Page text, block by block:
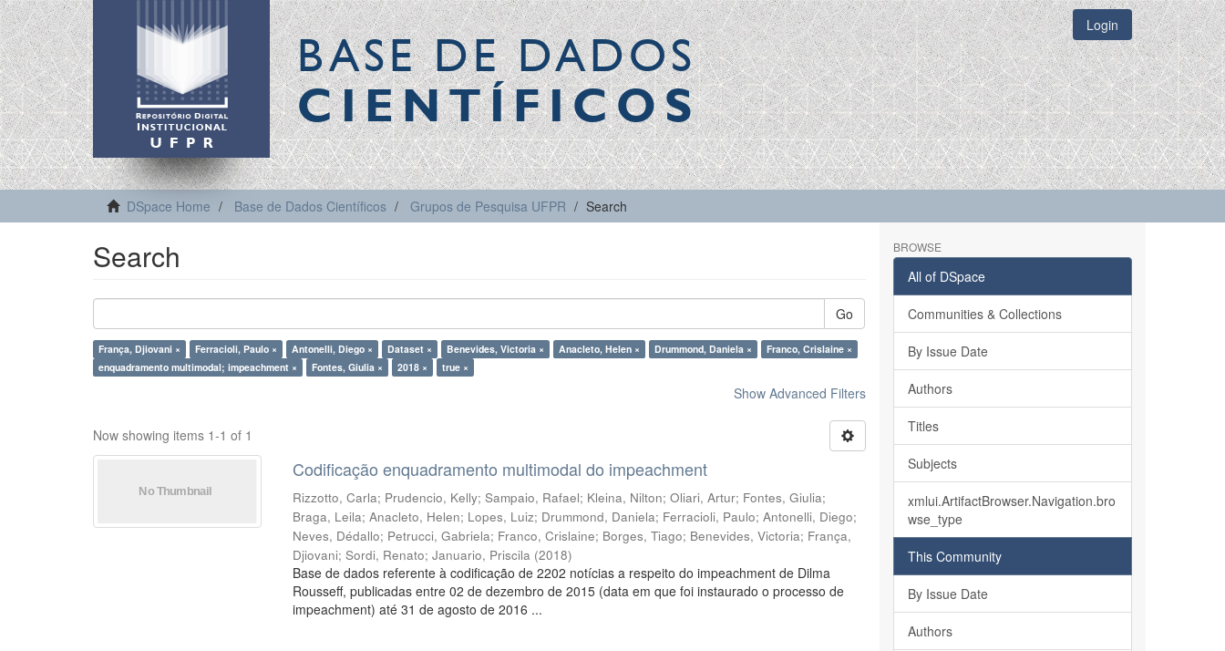
BASE DE DADOS
CIENTÍFICOS
Login
DSpace Home Base de Dados Científicos Grupos de Pesquisa UFPR Search
Search
Go
França, Djiovani × Ferracioli, Paulo × Antonelli, Diego × Dataset × Benevides, Victoria × Anacleto, Helen × Drummond, Daniela ×
Franco, Crislaine ×
enquadramento multimodal; impeachment ×
Fontes, Giulia × 2018 × true ×
Show Advanced Filters
Now showing items 1-1 of 1
Codificação enquadramento multimodal do impeachment
Rizzotto, Carla; Prudencio, Kelly;Sampaio, Rafael; Kleina, Nilton;Oliari, Artur; Fontes, Giulia;
Braga, Leila;Anacleto, Helen; Lopes, Luiz; Drummond, Daniela; Ferracioli, Paulo;Antonelli, Diego;
Neves, Dédallo; Petrucci, Gabriela; Franco, Crislaine; Borges, Tiago; Benevides, Victoria; França,
Djiovani;Sordi, Renato;Januario, Priscila (2018)
Base de dados referente à codificação de 2202 notícias a respeito do impeachment de Dilma
Rousseff, publicadas entre 02 de dezembro de 2015 (data em que foi instaurado o processo de
impeachment) até 31 de agosto de 2016 ...
BROWSE
All of DSpace
Communities & Collections
By Issue Date
Authors
Titles
Subjects
xmlui.ArtifactBrowser.Navigation.bro
wse_type
This Community
By Issue Date
Authors